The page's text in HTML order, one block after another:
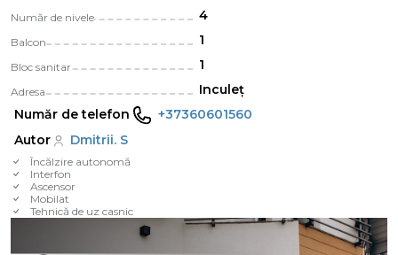
Număr de nivele 4
Balcon 1
Bloc sanitar 1
Adresa
Inculeț
Număr de telefon
+37360601560
Autor
Dmitrii. S
Încălzire autonomă
Interfon
Ascensor
Mobilat
Tehnică de uz casnic